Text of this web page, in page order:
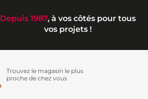
Depuis 1987, à vos côtés pour tous
vos projets !
Trouvez le magasin le plus
proche de chez vous